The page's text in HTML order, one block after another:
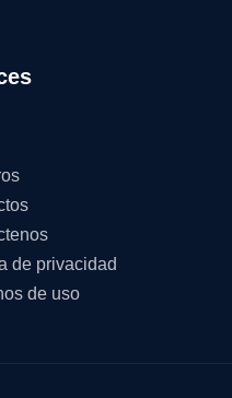
de privacidad
de uso